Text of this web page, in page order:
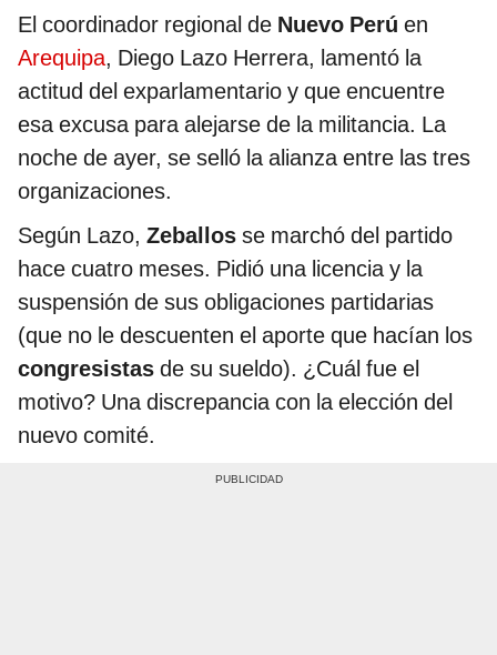
El coordinador regional de Nuevo Perú en
Arequipa, Diego Lazo Herrera, lamentó la
actitud del exparlamentario y que encuentre
esa excusa para alejarse de la militancia. La
noche de ayer, se selló la alianza entre las tres
organizaciones.
Según Lazo, Zeballos se marchó del partido
hace cuatro meses. Pidió una licencia y la
suspensión de sus obligaciones partidarias
(que no le descuenten el aporte que hacían los
congresistas de su sueldo). ¿Cuál fue el
motivo? Una discrepancia con la elección del
nuevo comité.